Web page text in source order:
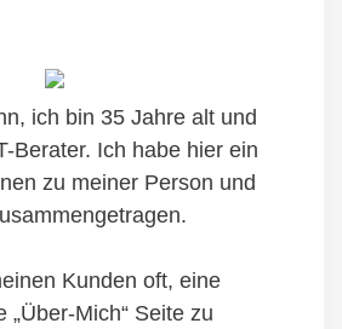
ich bin 35 Jahre alt und
Berater. Ich habe hier ein
zu meiner Person und
Kunden oft, eine
„Über-Mich“ Seite zu